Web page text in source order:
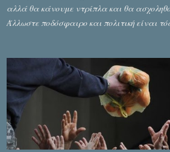
αλλά θα κάνουμε ντρίπλα και θα
Άλλωστε ποδόσφαιρο και πολιτική είναι